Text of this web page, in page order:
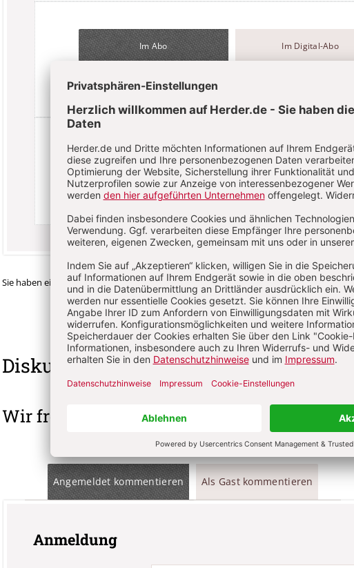
Im Abo Im Digital-Abo
Abo testen
Sie haben ein Abonnement?Anmelden
Diskussion
Wir freuen uns über Ihren Kommentar
Angemeldet kommentieren Als Gast kommentieren
Anmeldung